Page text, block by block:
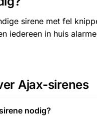
sirene met fel
iedereen in huis
Ajax-sirenes
nodig?